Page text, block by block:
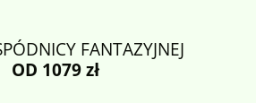
FANTAZYJNEJ
OD 1079 zł